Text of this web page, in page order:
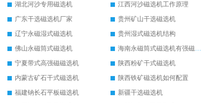
湖北河沙专用磁选机
江西河沙磁选机工作原理
广东干选磁选机厂家
贵州矿山干选磁选机
辽宁永磁湿式磁选机
贵州湿式磁选机结构
佛山永磁筒式磁选机
海南永磁筒式磁选机有强磁的吗
宁夏带式高强磁磁选机
陕西粉矿干式磁选机
内蒙古矿石干式磁选机
陕西铁矿磁选机如何配置
福建钠长石平板磁选机
新疆干选磁选机